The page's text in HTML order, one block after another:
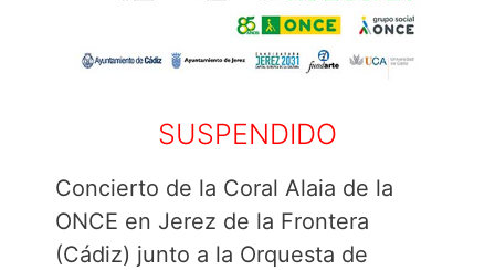
SUSPENDIDO
Concierto de la Coral Alaia de la
ONCE en Jerez de la Frontera
(Cádiz) junto a la Orquesta de